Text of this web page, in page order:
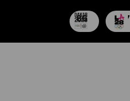
86
nap
707
nap